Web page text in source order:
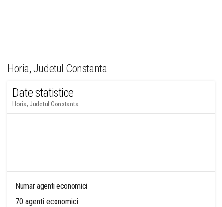
Horia, Judetul Constanta
Date statistice
Horia, Judetul Constanta
Numar agenti economici
70 agenti economici